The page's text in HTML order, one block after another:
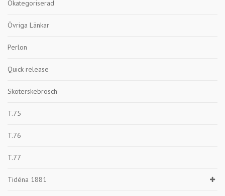
Okategoriserad
Övriga Länkar
Perlon
Quick release
Sköterskebrosch
T.75
T.76
T.77
Tidéna 1881